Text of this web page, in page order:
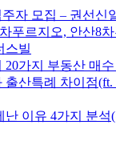
자 모집 – 권선신
푸르지오, 안산8
스빌
20가지 부동산 매
출산특례 차이점(ft.
난 이유 4가지 분석